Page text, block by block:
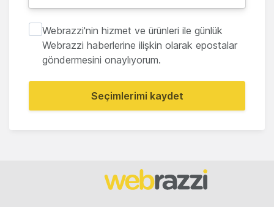
Webrazzi'nin hizmet ve ürünleri ile günlük
Webrazzi haberlerine ilişkin olarak epostalar
göndermesini onaylıyorum.
Seçimlerimi kaydet